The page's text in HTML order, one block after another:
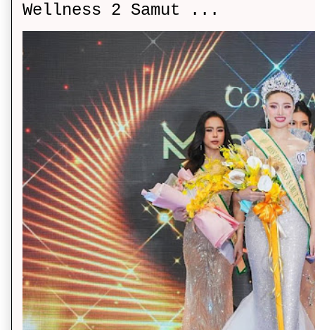
Wellness 2 Samut ...